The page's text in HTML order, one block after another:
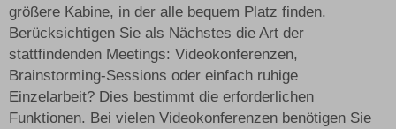
größere Kabine, in der alle bequem Platz finden.
Berücksichtigen Sie als Nächstes die Art der
stattfindenden Meetings: Videokonferenzen,
Brainstorming-Sessions oder einfach ruhige
Einzelarbeit? Dies bestimmt die erforderlichen
Funktionen. Bei vielen Videokonferenzen benötigen Sie